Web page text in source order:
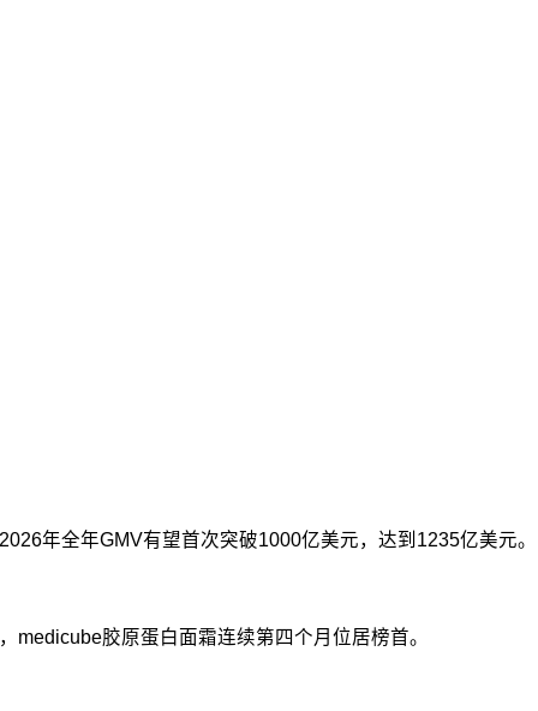
年全年GMV有望首次突破1000亿美元，达到1235亿美元。
胶原蛋白面霜连续第四个月位居榜首。